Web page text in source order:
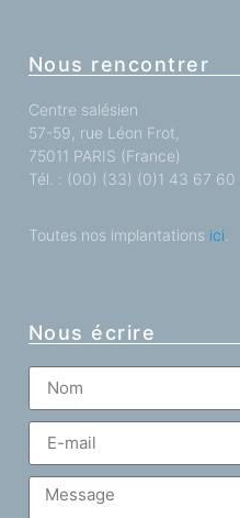
Nous rencontrer
Centre salésien
57-59, rue Léon Frot,
75011 PARIS (France)
Tél. : (00) (33) (0)1 43 67 60
Toutes nos implantations ici.
Nous écrire